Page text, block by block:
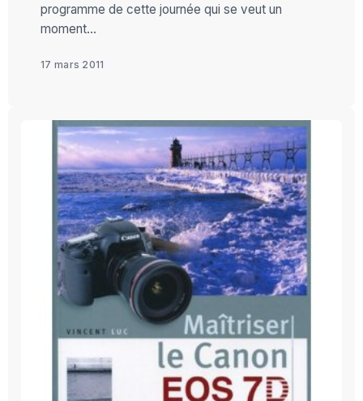
programme de cette journée qui se veut un
moment...
17 mars 2011